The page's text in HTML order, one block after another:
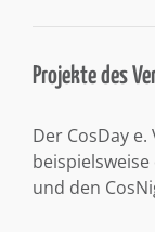
Projekte des
Der CosDay
beispielsweise
und den